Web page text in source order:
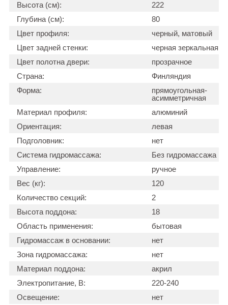
Высота (см):
222
Глубина (см):
80
Цвет профиля:
черный, матовый
Цвет задней стенки:
черная зеркальная
Цвет полотна двери:
прозрачное
Страна:
Финляндия
Форма:
прямоугольная-
асимметричная
Материал профиля:
алюминий
Ориентация:
левая
Подголовник:
нет
Система гидромассажа:
Без гидромассажа
Управление:
ручное
Вес (кг):
120
Количество секций:
2
Высота поддона:
18
Область применения:
бытовая
Гидромассаж в основании:
нет
Зона гидромассажа:
нет
Материал поддона:
акрил
Электропитание, В:
220-240
Освещение:
нет